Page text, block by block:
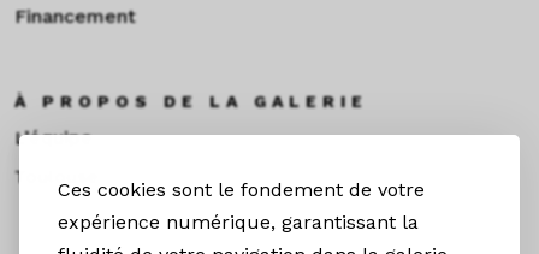
Ces cookies sont le fondement de votre
expérience numérique, garantissant la
Financement
À PROPOS DE LA GALERIE
L’équipe
Toulouse